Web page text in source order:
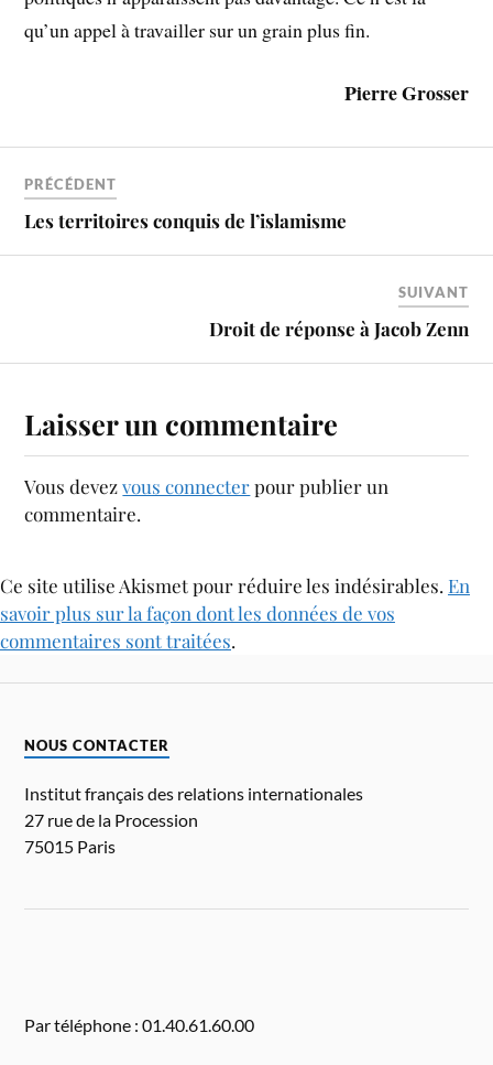
qu’un appel à travailler sur un grain plus fin.
Pierre Grosser
PRÉCÉDENT
Les territoires conquis de l’islamisme
SUIVANT
Droit de réponse à Jacob Zenn
Laisser un commentaire
Vous devezvous connecterpour publier un
commentaire.
Ce site utilise Akismet pour réduire les indésirables. En
savoir plus sur la façon dont les données de vos
commentaires sont traitées.
NOUS CONTACTER
Institut français des relations internationales
27 rue de la Procession
75015 Paris
Par téléphone : 01.40.61.60.00